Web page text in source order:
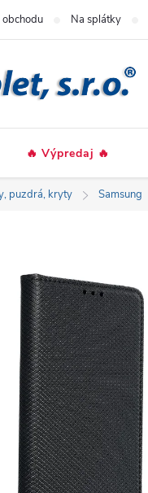
Na splátky
🔥 Výpredaj 🔥
puzdrá, kryty Samsung